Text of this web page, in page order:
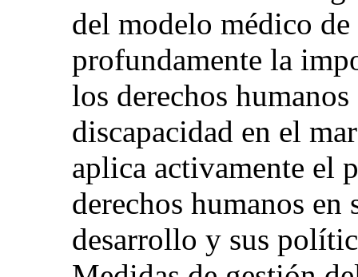
del modelo médico
profundamente la
los derechos
discapacidad en el
aplica activamente el
derechos humanos
desarrollo y sus